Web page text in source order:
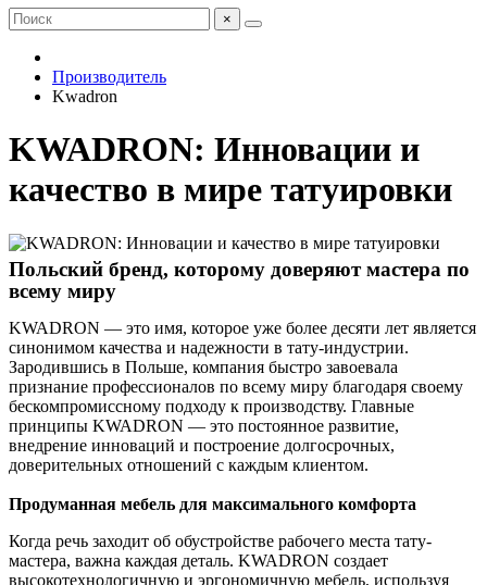
×
Производитель
Kwadron
KWADRON: Инновации и
качество в мире татуировки
Польский бренд, которому доверяют мастера по
всему миру
KWADRON — это имя, которое уже более десяти лет является
синонимом качества и надежности в тату-индустрии.
Зародившись в Польше, компания быстро завоевала
признание профессионалов по всему миру благодаря своему
бескомпромиссному подходу к производству. Главные
принципы KWADRON — это постоянное развитие,
внедрение инноваций и построение долгосрочных,
доверительных отношений с каждым клиентом.
Продуманная мебель для максимального комфорта
Когда речь заходит об обустройстве рабочего места тату-
мастера, важна каждая деталь. KWADRON создает
высокотехнологичную и эргономичную мебель, используя